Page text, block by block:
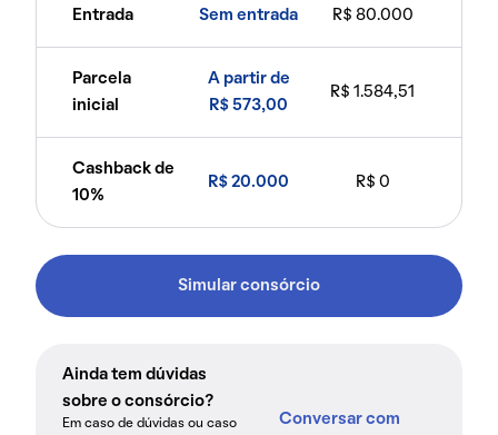
Entrada Sem entrada R$ 80.000
Parcela
inicial
A partir de
R$ 573,00
R$ 1.584,51
Cashback de
10%
R$ 20.000 R$ 0
Simular consórcio
Ainda tem dúvidas
sobre o consórcio?
Em caso de dúvidas ou caso
Conversar com